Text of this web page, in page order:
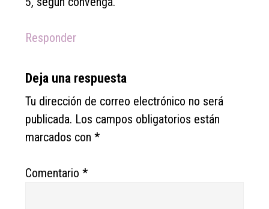
Responder
Deja una respuesta
Tu dirección de correo electrónico no será
publicada. Los campos obligatorios están
marcados con*
Comentario*